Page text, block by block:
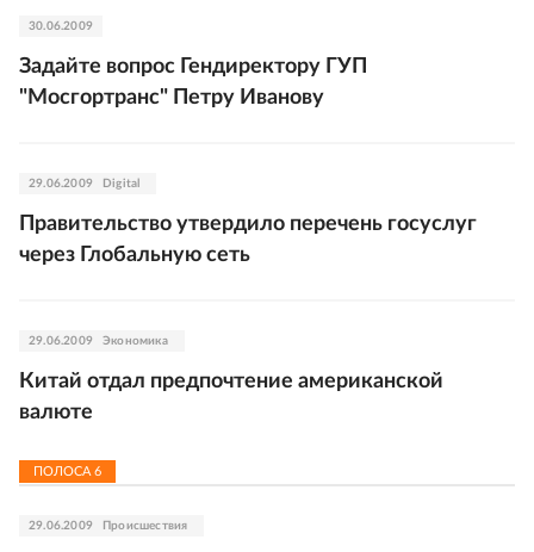
30.06.2009
Задайте вопрос Гендиректору ГУП
"Мосгортранс" Петру Иванову
29.06.2009 Digital
Правительство утвердило перечень госуслуг
через Глобальную сеть
29.06.2009 Экономика
Китай отдал предпочтение американской
валюте
ПОЛОСА 6
29.06.2009 Происшествия